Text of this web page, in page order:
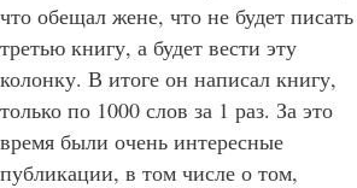
что обещал жене, что не будет писать
третью книгу, а будет вести эту
колонку. В итоге он написал книгу,
только по 1000 слов за 1 раз. За это
время были очень интересные
публикации, в том числе о том,